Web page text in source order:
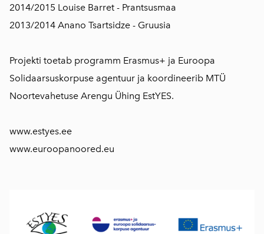
2014/2015 Louise Barret - Prantsusmaa
2013/2014 Anano Tsartsidze - Gruusia
Projekti toetab programm Erasmus+ ja Euroopa
Solidaarsuskorpuse agentuur ja koordineerib MTÜ
Noortevahetuse Arengu Ühing EstYES.
www.estyes.ee
www.euroopanoored.eu